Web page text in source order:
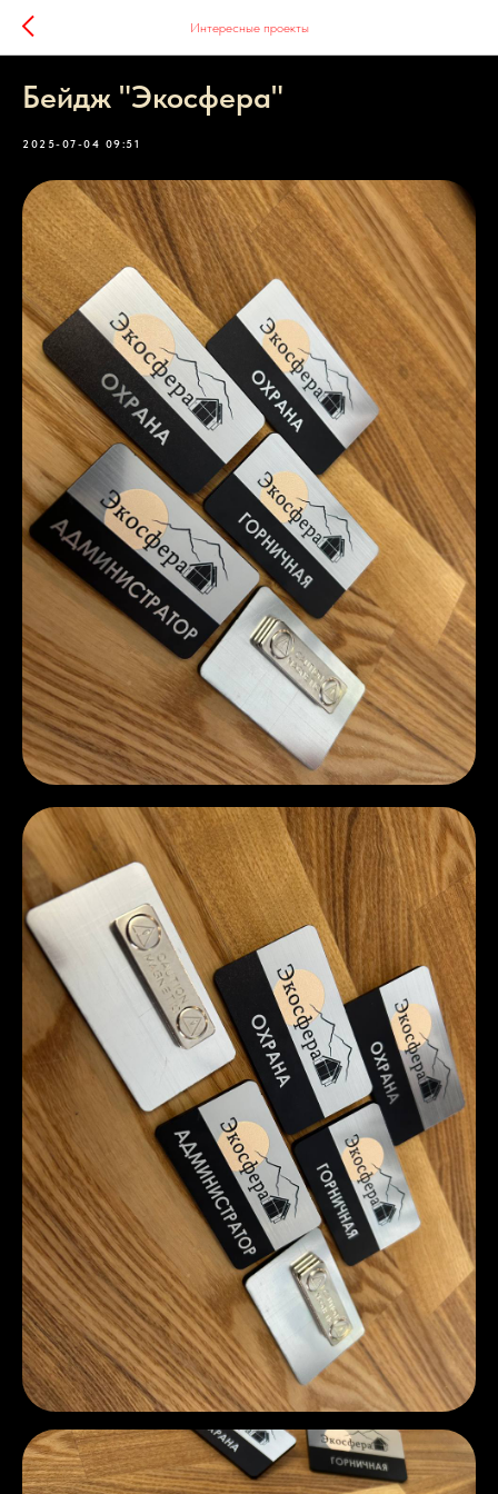
Интересные проекты
Бейдж "Экосфера"
2025-07-04 09:51